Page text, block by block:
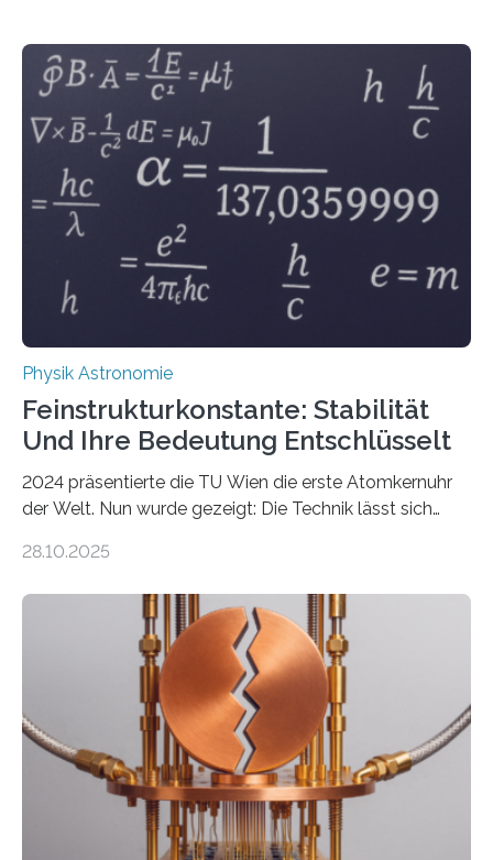
Physik Astronomie
Feinstrukturkonstante: Stabilität
Und Ihre Bedeutung Entschlüsselt
2024 präsentierte die TU Wien die erste Atomkernuhr
der Welt. Nun wurde gezeigt: Die Technik lässt sich
fundamentalen Physik nachzugehen. Thorium-
Messungen verwenden. Das hatte man jahrzehntelang
vermutet, weltweit war nach den passenden
Atomkern-Zuständen gesucht worden, 2024 gelang
einem Team der TU Wien mit Unterstützung
internationaler Partner der entscheidende Durchbruch:
Der lange diskutierte Thorium-Kernübergang wurde
gefunden. Kurz darauf konnte man zeigen, dass sich
Thorium tatsächlich nutzen lässt, um hochpräzise…
28.10.2025